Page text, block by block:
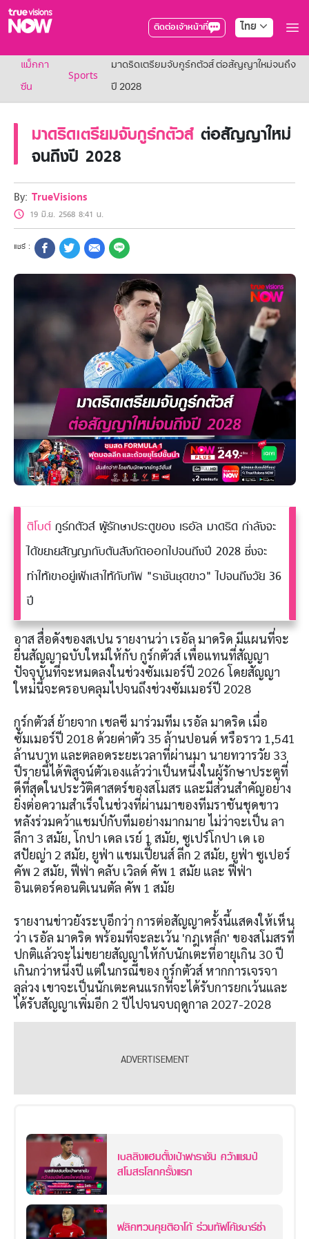
ติดต่อเจ้าหน้าที่ ไทย
True AF2026
แพ็กเกจ
NOW SPORTS
NOW Muay Thai
แพ็กเกจทรูวิชันส์นาวทั้งหมด
เคเบิลและจานดาวเทียม
สิทธิพิเศษ
สิทธิพิเศษลูกค้าทรูวิชั่นส์
Showtime
HoReCa
แพ็กเกจสำหรับผู้ประกอบการ
หาร้านร่วมรายการ
FAQs
แม็กกา
ซีน
Sports
มาดริดเตรียมจับกูร์กตัวส์ ต่อสัญญาใหม่จนถึง
ปี 2028
มาดริดเตรียมจับกูร์กตัวส์ ต่อสัญญาใหม่
จนถึงปี 2028
By: TrueVisions
19 มิ.ย. 2568 8:41 น.
ติโบต์ กูร์กตัวส์ ผู้รักษาประตูของ เรอัล มาดริด กำลังจะ
ได้ขยายสัญญากับต้นสังกัดออกไปจนถึงปี 2028 ซึ่งจะ
ทำให้เขาอยู่เฝ้าเสาให้กับทัพ "ราชันชุดขาว" ไปจนถึงวัย 36
ปี
อาส สื่อดังของสเปน รายงานว่า เรอัล มาดริด มีแผนที่จะ
ยื่นสัญญาฉบับใหม่ให้กับ กูร์กตัวส์ เพื่อแทนที่สัญญา
ปัจจุบันที่จะหมดลงในช่วงซัมเมอร์ปี 2026 โดยสัญญา
ใหม่นี้จะครอบคลุมไปจนถึงช่วงซัมเมอร์ปี 2028
กูร์กตัวส์ ย้ายจาก เชลซี มาร่วมทีม เรอัล มาดริด เมื่อ
ซัมเมอร์ปี 2018 ด้วยค่าตัว 35 ล้านปอนด์ หรือราว 1,541
ล้านบาท และตลอดระยะเวลาที่ผ่านมา นายทวารวัย 33
ปีรายนี้ได้พิสูจน์ตัวเองแล้วว่าเป็นหนึ่งในผู้รักษาประตูที่
ดีที่สุดในประวัติศาสตร์ของสโมสร และมีส่วนสำคัญอย่าง
ยิ่งต่อความสำเร็จในช่วงที่ผ่านมาของทีมราชันชุดขาว
หลังร่วมคว้าแชมป์กับทีมอย่างมากมาย ไม่ว่าจะเป็น ลา
ลีกา 3 สมัย, โกปา เดล เรย์ 1 สมัย, ซูเปร์โกปา เด เอ
สปัยญ่า 2 สมัย, ยูฟ่า แชมเปี้ยนส์ ลีก 2 สมัย, ยูฟ่า ซูเปอร์
คัพ 2 สมัย, ฟีฟ่า คลับ เวิลด์ คัพ 1 สมัย และ ฟีฟ่า
อินเตอร์คอนติเนนตัล คัพ 1 สมัย
รายงานข่าวยังระบุอีกว่า การต่อสัญญาครั้งนี้แสดงให้เห็น
ว่า เรอัล มาดริด พร้อมที่จะละเว้น 'กฎเหล็ก' ของสโมสรที่
ปกติแล้วจะไม่ขยายสัญญาให้กับนักเตะที่อายุเกิน 30 ปี
เกินกว่าหนึ่งปี แต่ในกรณีของ กูร์กตัวส์ หากการเจรจา
ลุล่วง เขาจะเป็นนักเตะคนแรกที่จะได้รับการยกเว้นและ
ได้รับสัญญาเพิ่มอีก 2 ปีไปจนจบฤดูกาล 2027-2028
เบลลิงแฮมตั้งเป้าพาราชัน คว้าแชมป์
สโมสรโลกครั้งแรก
ฟลิคหวนคุยติอาโก้ ร่วมทัพโค้ชบาร์ซ่า